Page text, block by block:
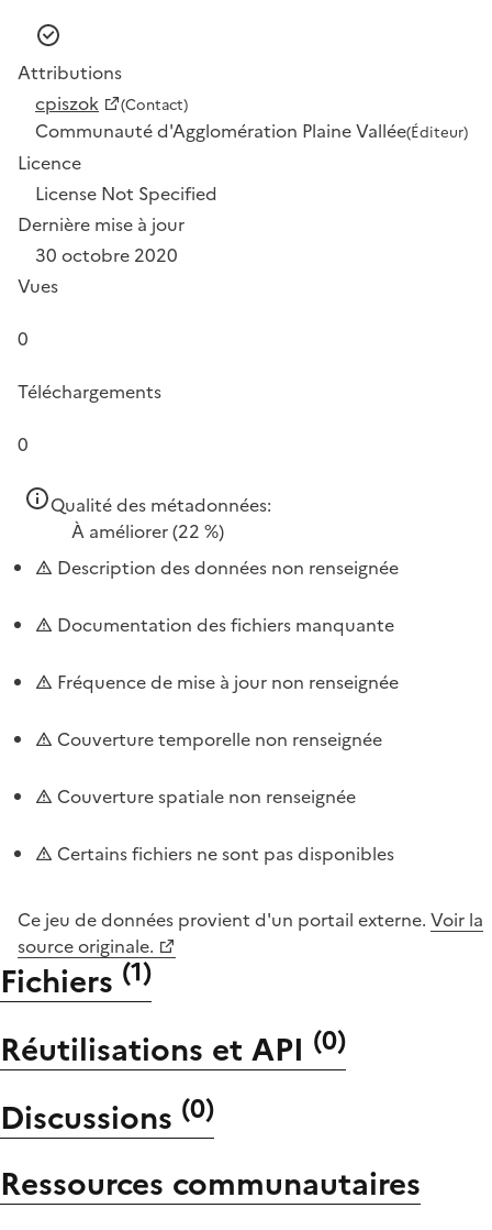
Attributions
cpiszok
(Contact)
Communauté d'Agglomération Plaine Vallée(Éditeur)
Licence
License Not Specified
Dernière mise à jour
30 octobre 2020
Vues
0
Téléchargements
0
Qualité des métadonnées:
À améliorer(22 %)
Description des données non renseignée
Documentation des fichiers manquante
Fréquence de mise à jour non renseignée
Couverture temporelle non renseignée
Couverture spatiale non renseignée
Certains fichiers ne sont pas disponibles
Ce jeu de données provient d'un portail externe. Voir la
source originale.
Fichiers (1)
Réutilisations et API (0)
Discussions (0)
Ressources communautaires